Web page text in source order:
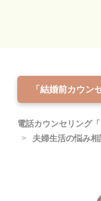
「結婚前カウン
電話カウンセリング「
夫婦生活の悩み相